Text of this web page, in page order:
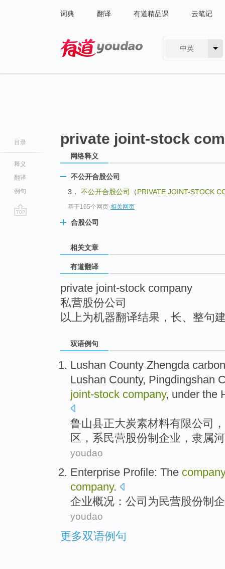
词典 翻译 有道精品课 云笔记
中英
目录
释义
翻译
例句
private joint-stock
网络释义
不公开合股公司
3． 不公开合股公司 （PRIVATE JOINT-STOCK
基于165个网页-相关网页
合股公司
相关文章
有道翻译
private joint-stock company
私营股份公司
以上为机器翻译结果，长、整句
双语例句
Lushan County Zhengda carbon
Lushan County, Pingdingshan
joint-stock company, under the
鲁山县正大炭素材料有限公司 ，
区 ，系民营股份制 企业 ，隶属
youdao
Enterprise Profile: The
company.
企业概况 ： 公司 为 民营股份制
youdao
更多双语例句